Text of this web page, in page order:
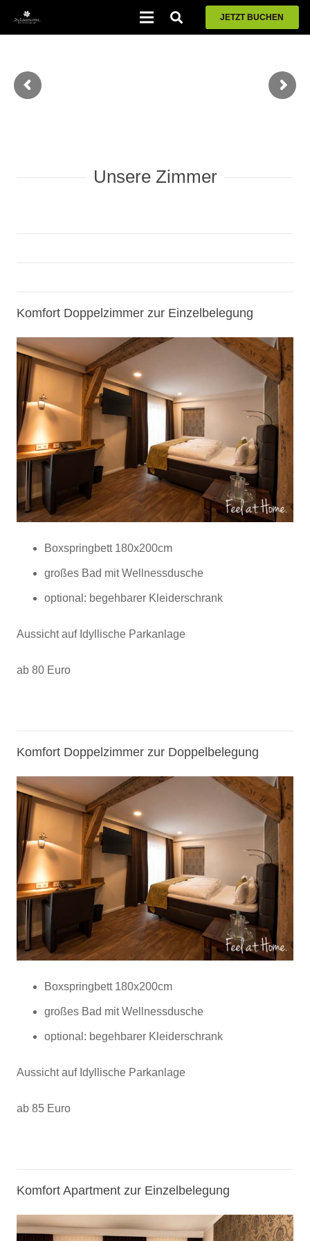
JETZT BUCHEN
Unsere Zimmer
Komfort Doppelzimmer zur Einzelbelegung
Boxspringbett 180x200cm
großes Bad mit Wellnessdusche
optional: begehbarer Kleiderschrank
Aussicht auf Idyllische Parkanlage
ab 80 Euro
Komfort Doppelzimmer zur Doppelbelegung
Boxspringbett 180x200cm
großes Bad mit Wellnessdusche
optional: begehbarer Kleiderschrank
Aussicht auf Idyllische Parkanlage
ab 85 Euro
Komfort Apartment zur Einzelbelegung